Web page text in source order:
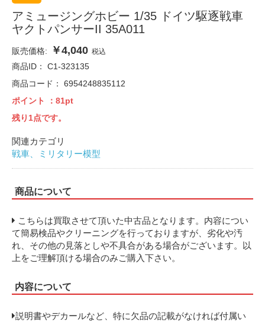
アミュージングホビー 1/35 ドイツ駆逐戦車
ヤクトパンサーII 35A011
販売価格: ￥4,040 税込
商品ID： C1-323135
商品コード： 6954248835112
ポイント
：81pt
残り1点です。
関連カテゴリ
戦車、ミリタリー模型
商品について
こちらは買取させて頂いた中古品となります。内容につい
て簡易検品やクリーニングを行っておりますが、劣化や汚
れ、その他の見落としや不具合がある場合がございます。以
上をご理解頂ける場合のみご購入下さい。
内容について
説明書やデカールなど、特に欠品の記載がなければ付属い